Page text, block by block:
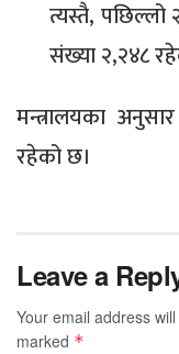
त्यस्तै, पछिल्लो
संख्या २,२४८
मन्त्रालयका
रहेको छ।
Leave a
Your email address
marked *